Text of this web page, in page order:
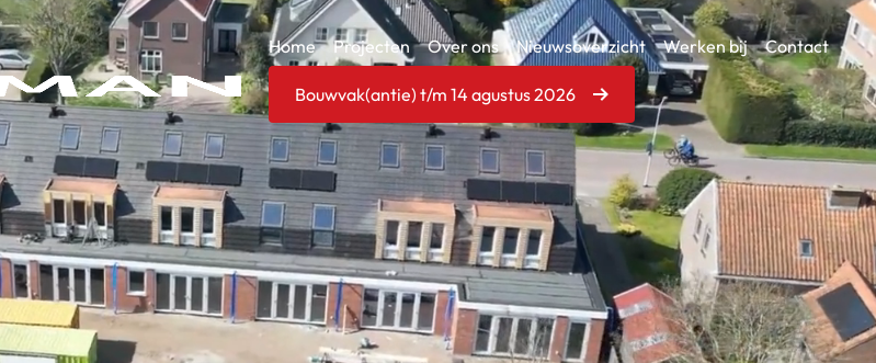
Home Projecten Over ons Nieuwsoverzicht Werken bij Contact
Bouwvak(antie) t/m 14 agustus 2026